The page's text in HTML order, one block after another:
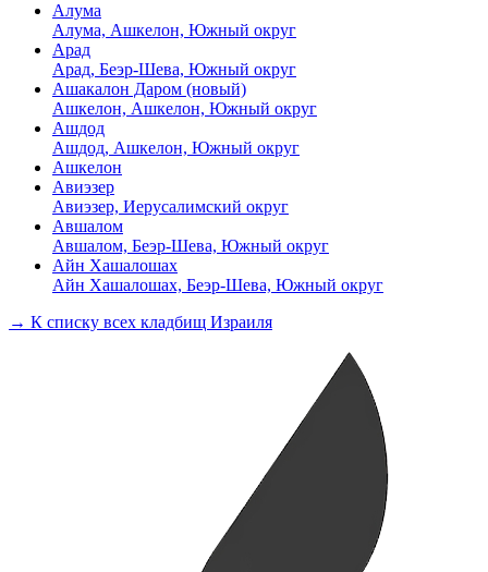
Алума
Алума, Ашкелон, Южный округ
Арад
Арад, Беэр-Шева, Южный округ
Ашакалон Даром (новый)
Ашкелон, Ашкелон, Южный округ
Ашдод
Ашдод, Ашкелон, Южный округ
Ашкелон
Авиэзер
Авиэзер, Иерусалимский округ
Авшалом
Авшалом, Беэр-Шева, Южный округ
Айн Хашалошах
Айн Хашалошах, Беэр-Шева, Южный округ
→ К списку всех кладбищ Израиля